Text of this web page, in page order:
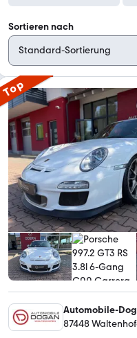
Sortieren nach
Top
Automobile-
87448